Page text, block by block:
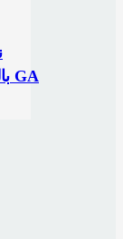
بالليزر الأوتوماتيكي من سلسلة GA